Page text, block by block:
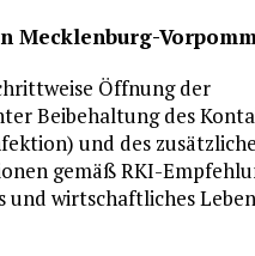
Mecklenburg-
Öffnung der
Beibehaltung des
und des
gemäß RKI-
und wirtschaftliches